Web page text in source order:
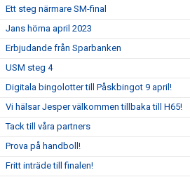
Ett steg närmare SM-final
Jans hörna april 2023
Erbjudande från Sparbanken
USM steg 4
Digitala bingolotter till Påskbingot 9 april!
Vi hälsar Jesper välkommen tillbaka till H65!
Tack till våra partners
Prova på handboll!
Fritt inträde till finalen!